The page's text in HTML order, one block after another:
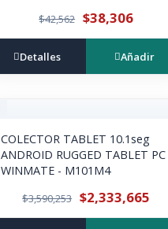
$42,562 $38,306
Detalles Añadir
COLECTOR TABLET 10.1seg
ANDROID RUGGED TABLET PC
WINMATE - M101M4
$3,590,253 $2,333,665